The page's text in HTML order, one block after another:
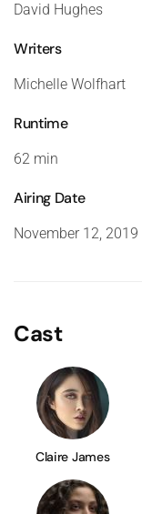
David Hughes
Writers
Michelle Wolfhart
Runtime
62 min
Airing Date
November 12, 2019
Cast
Claire James